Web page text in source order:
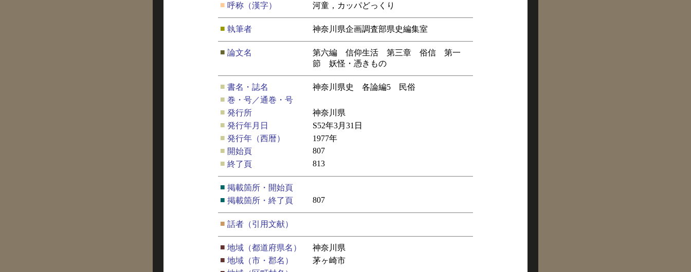
■ 呼称（漢字） 河童，カッパどっくり
■ 執筆者 神奈川県企画調査部県史編集室
■ 論文名
第六編 信仰生活 第三章 俗信 第一
節 妖怪・憑きもの
■ 書名・誌名
神奈川県史 各論編5 民俗
■ 巻・号／通巻・号
■ 発行所
神奈川県
■ 発行年月日
S52年3月31日
■ 発行年（西暦）
1977年
■ 開始頁
807
■ 終了頁 813
■ 掲載箇所・開始頁
■ 掲載箇所・終了頁 807
■ 話者（引用文献）
■ 地域（都道府県名）
神奈川県
■ 地域（市・郡名）
茅ヶ崎市